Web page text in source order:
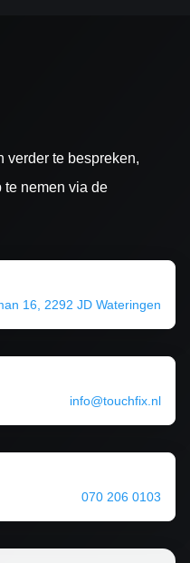
verder te bespreken,
te nemen via de
16, 2292 JD Wateringen
info@touchfix.nl
070 206 0103